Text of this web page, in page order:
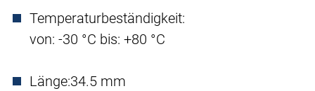
Temperaturbeständigkeit:
von: -30 °C bis: +80 °C
Länge:34.5 mm